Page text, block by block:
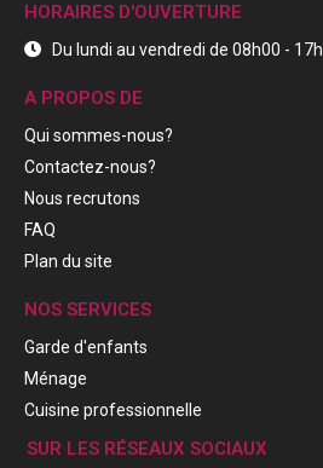
HORAIRES D'OUVERTURE
Du lundi au vendredi de 08h00 - 17h
A PROPOS DE
Qui sommes-nous?
Contactez-nous?
Nous recrutons
FAQ
Plan du site
NOS SERVICES
Garde d'enfants
Ménage
Cuisine professionnelle
SUR LES RÉSEAUX SOCIAUX